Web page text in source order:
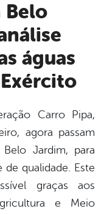
águas
Carro Pipa,
agora passam
Jardim, para
qualidade. Este
graças aos
e Meio